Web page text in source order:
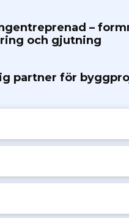
–
och gjutning
partner för